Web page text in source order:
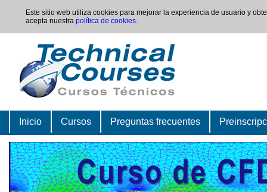
Este sitio web utiliza cookies para mejorar la experiencia de usuario y
acepta nuestra política de cookies.
Inicio Cursos Preguntas frecuentes